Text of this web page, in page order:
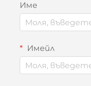
Име
Имейл